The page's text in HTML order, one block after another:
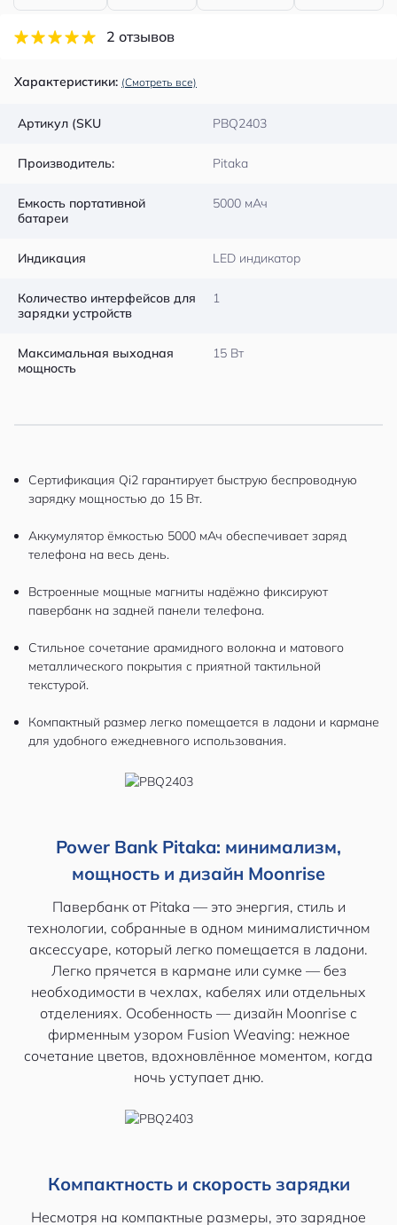
2 отзывов
Характеристики: (Смотреть все)
Артикул (SKU PBQ2403
Производитель: Pitaka
Емкость портативной
батареи
5000 мАч
Индикация LED индикатор
Количество интерфейсов для
зарядки устройств
1
Максимальная выходная
мощность
15 Вт
Сертификация Qi2 гарантирует быструю беспроводную
зарядку мощностью до 15 Вт.
Аккумулятор ёмкостью 5000 мАч обеспечивает заряд
телефона на весь день.
Встроенные мощные магниты надёжно фиксируют
павербанк на задней панели телефона.
Стильное сочетание арамидного волокна и матового
металлического покрытия с приятной тактильной
текстурой.
Компактный размер легко помещается в ладони и кармане
для удобного ежедневного использования.
Power Bank Pitaka: минимализм,
мощность и дизайн Moonrise
Павербанк от Pitaka — это энергия, стиль и
технологии, собранные в одном минималистичном
аксессуаре, который легко помещается в ладони.
Легко прячется в кармане или сумке — без
необходимости в чехлах, кабелях или отдельных
отделениях. Особенность — дизайн Moonrise с
фирменным узором Fusion Weaving: нежное
сочетание цветов, вдохновлённое моментом, когда
ночь уступает дню.
Компактность и скорость зарядки
Несмотря на компактные размеры, это зарядное